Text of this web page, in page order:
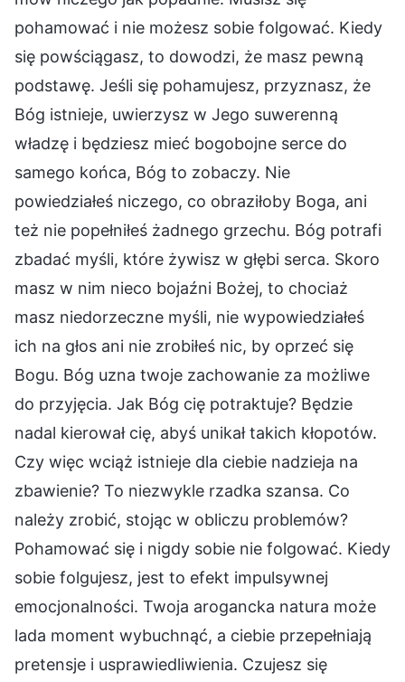
pohamować i nie możesz sobie folgować. Kiedy
się powściągasz, to dowodzi, że masz pewną
podstawę. Jeśli się pohamujesz, przyznasz, że
Bóg istnieje, uwierzysz w Jego suwerenną
władzę i będziesz mieć bogobojne serce do
samego końca, Bóg to zobaczy. Nie
powiedziałeś niczego, co obraziłoby Boga, ani
też nie popełniłeś żadnego grzechu. Bóg potrafi
zbadać myśli, które żywisz w głębi serca. Skoro
masz w nim nieco bojaźni Bożej, to chociaż
masz niedorzeczne myśli, nie wypowiedziałeś
ich na głos ani nie zrobiłeś nic, by oprzeć się
Bogu. Bóg uzna twoje zachowanie za możliwe
do przyjęcia. Jak Bóg cię potraktuje? Będzie
nadal kierował cię, abyś unikał takich kłopotów.
Czy więc wciąż istnieje dla ciebie nadzieja na
zbawienie? To niezwykle rzadka szansa. Co
należy zrobić, stojąc w obliczu problemów?
Pohamować się i nigdy sobie nie folgować. Kiedy
sobie folgujesz, jest to efekt impulsywnej
emocjonalności. Twoja arogancka natura może
lada moment wybuchnąć, a ciebie przepełniają
pretensje i usprawiedliwienia. Czujesz się